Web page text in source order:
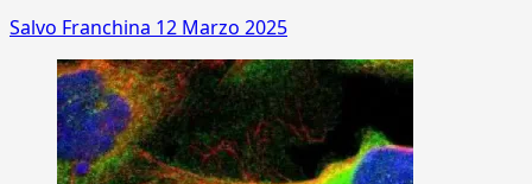
Salvo Franchina 12 Marzo 2025